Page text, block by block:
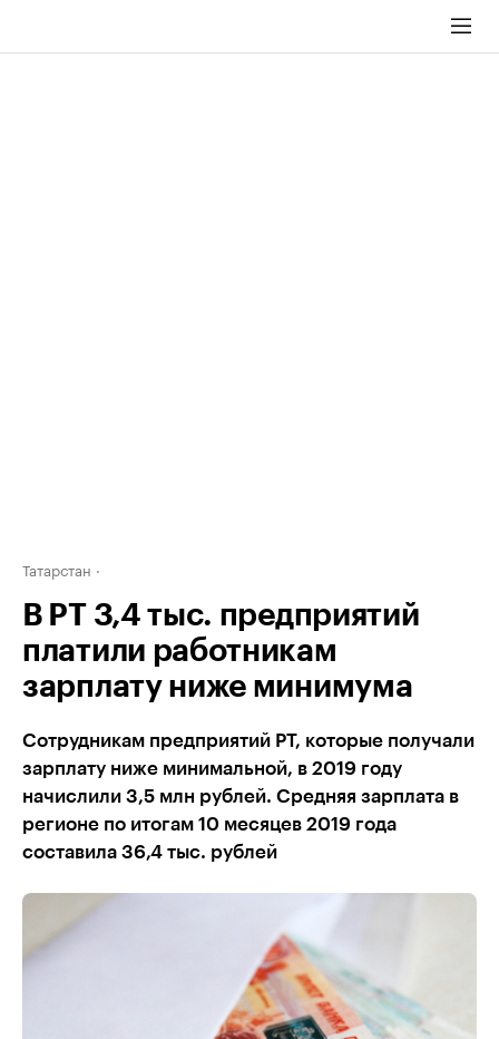
Татарстан
В РТ 3,4 тыс. предприятий
платили работникам
зарплату ниже минимума
Сотрудникам предприятий РТ, которые получали
зарплату ниже минимальной, в 2019 году
начислили 3,5 млн рублей. Средняя зарплата в
регионе по итогам 10 месяцев 2019 года
составила 36,4 тыс. рублей